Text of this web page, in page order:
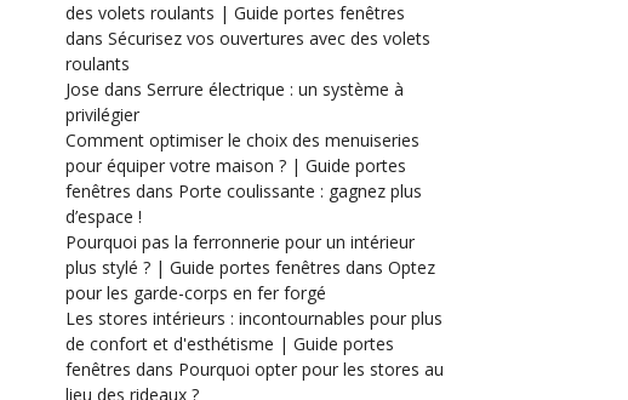
des volets roulants | Guide portes fenêtres
dans Sécurisez vos ouvertures avec des volets
roulants
Jose dans Serrure électrique : un système à
privilégier
Comment optimiser le choix des menuiseries
pour équiper votre maison ? | Guide portes
fenêtres dans Porte coulissante : gagnez plus
d’espace !
Pourquoi pas la ferronnerie pour un intérieur
plus stylé ? | Guide portes fenêtres dans Optez
pour les garde-corps en fer forgé
Les stores intérieurs : incontournables pour plus
de confort et d'esthétisme | Guide portes
fenêtres dans Pourquoi opter pour les stores au
lieu des rideaux ?